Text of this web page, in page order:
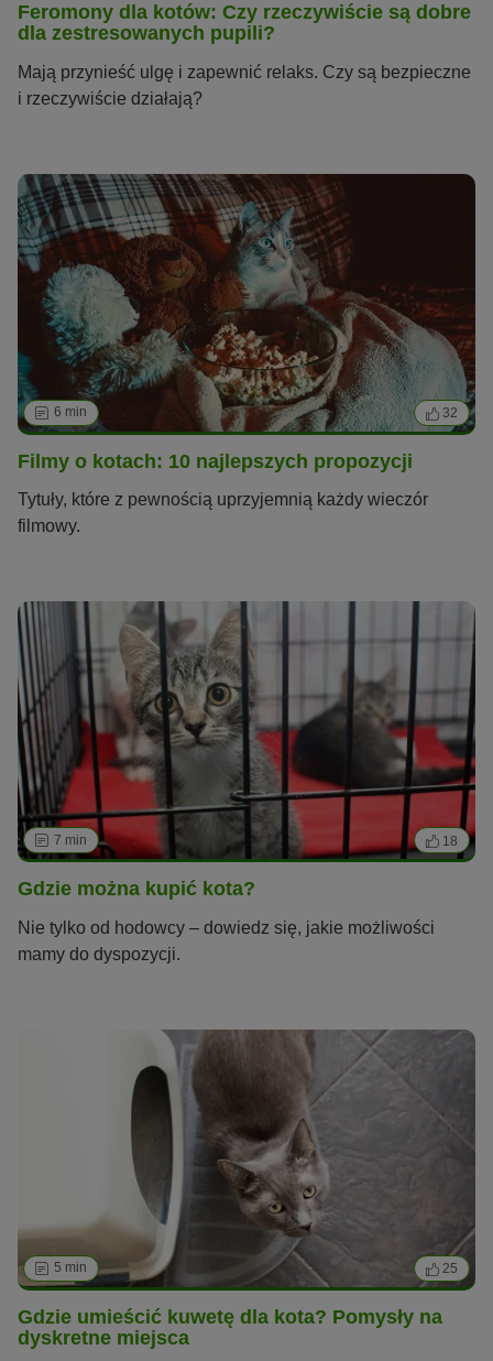
Feromony dla kotów: Czy rzeczywiście są dobre
dla zestresowanych pupili?
Mają przynieść ulgę i zapewnić relaks. Czy są bezpieczne
i rzeczywiście działają?
6 min 32
Filmy o kotach: 10 najlepszych propozycji
Tytuły, które z pewnością uprzyjemnią każdy wieczór
filmowy.
7 min 18
Gdzie można kupić kota?
Nie tylko od hodowcy – dowiedz się, jakie możliwości
mamy do dyspozycji.
5 min 25
Gdzie umieścić kuwetę dla kota? Pomysły na
dyskretne miejsca